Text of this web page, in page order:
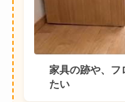
家具の跡や、フ
たい